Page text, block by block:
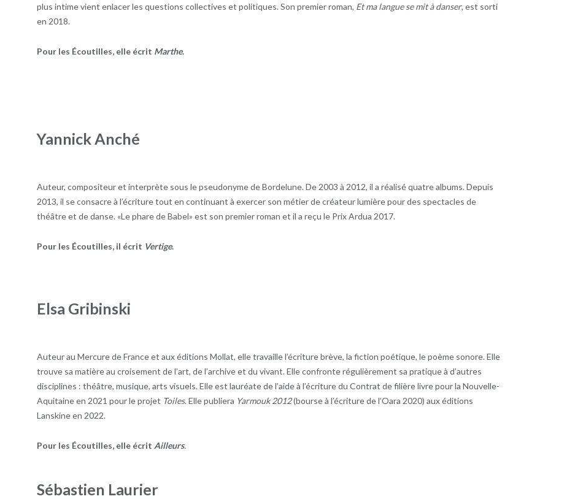
plus intime vient enlacer les questions collectives et politiques. Son premier roman, Et ma langue se mit à danser, est sorti
en 2018.
Pour les Écoutilles, elle écrit Marthe.
Yannick Anché
Auteur, compositeur et interprète sous le pseudonyme de Bordelune. De 2003 à 2012, il a réalisé quatre albums. Depuis
2013, il se consacre à l’écriture tout en continuant à exercer son métier de créateur lumière pour des spectacles de
théâtre et de danse. «Le phare de Babel» est son premier roman et il a reçu le Prix Ardua 2017.
Pour les Écoutilles, il écrit Vertige.
Elsa Gribinski
Auteur au Mercure de France et aux éditions Mollat, elle travaille l’écriture brève, la fiction poétique, le poème sonore. Elle
trouve sa matière au croisement de l’art, de l’archive et du vivant. Elle confronte régulièrement sa pratique à d’autres
disciplines : théâtre, musique, arts visuels. Elle est lauréate de l’aide à l’écriture du Contrat de filière livre pour la Nouvelle-
Aquitaine en 2021 pour le projet Toiles. Elle publiera Yarmouk 2012(bourse à l’écriture de l’Oara 2020) aux éditions
Lanskine en 2022.
Pour les Écoutilles, elle écrit Ailleurs.
Sébastien Laurier